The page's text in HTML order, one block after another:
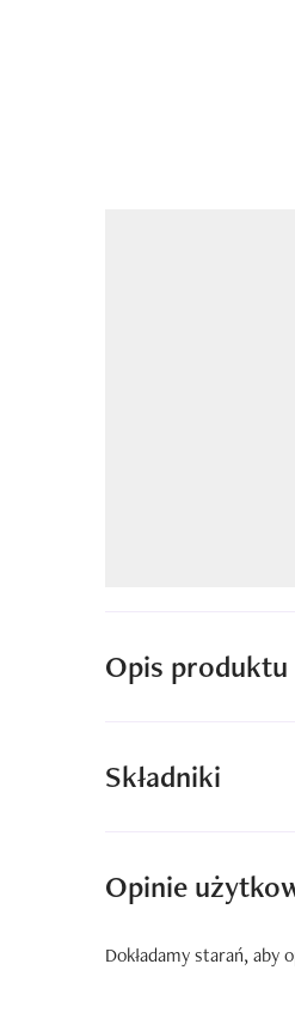
Opis produktu
Składniki
Opinie
Dokładamy starań, aby